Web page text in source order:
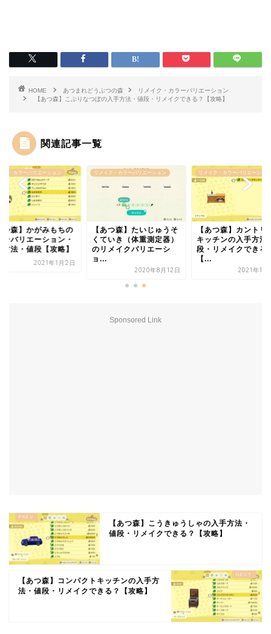
HOME あつまれどうぶつの森
リメイク・カラーバリエーション
【あつ森】こぶりなつぼの入手方法・値段・リメイクできる？【攻略】
関連記事一覧
ク・カラーバリエーション
つ森】かがみもちの
ーバリエーション・
方法・値段【攻略】
2021年1月2日
リメイク・カラーバリエーション
【あつ森】たいじゅうそ
くていき（体重測定器）
のリメイクバリエーシ
ョ...
2020年8月12日
リメイク・カラーバリエーション
【あつ森】カントリ
キッチンの入手方法
段・リメイクできる
【...
2021年11
Sponsored Link
【あつ森】こうきゅうしゃの入手方法・
値段・リメイクできる？【攻略】
【あつ森】コンパクトキッチンの入手方
法・値段・リメイクできる？【攻略】